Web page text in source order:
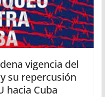
vigencia del
su repercusión
hacia Cuba